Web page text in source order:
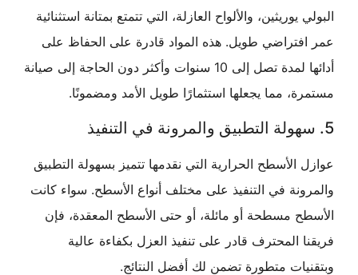
يوريثين، والألواح العازلة، التي تتمتع بمتانة استثنائية
طويل. هذه المواد قادرة على الحفاظ على
أدائها لمدة تصل إلى 10 سنوات وأكثر دون الحاجة إلى صيانة
مما يجعلها استثمارًا طويل الأمد ومضمونًا.
الحرارية التي نقدمها تتميز بسهولة التطبيق
في التنفيذ على مختلف أنواع الأسطح. سواء كانت
مسطحة أو مائلة، أو حتى الأسطح المعقدة، فإن
المحترف قادر على تنفيذ العزل بكفاءة عالية
متطورة تضمن لك أفضل النتائج.